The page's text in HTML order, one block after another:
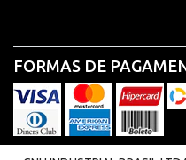
FORMAS DE